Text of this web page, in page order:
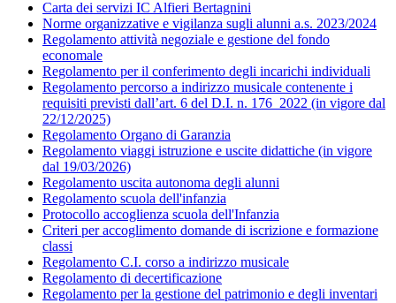
Carta dei servizi IC Alfieri Bertagnini
Norme organizzative e vigilanza sugli alunni a.s. 2023/2024
Regolamento attività negoziale e gestione del fondo
economale
Regolamento per il conferimento degli incarichi individuali
Regolamento percorso a indirizzo musicale contenente i
requisiti previsti dall’art. 6 del D.I. n. 176_2022 (in vigore dal
22/12/2025)
Regolamento Organo di Garanzia
Regolamento viaggi istruzione e uscite didattiche (in vigore
dal 19/03/2026)
Regolamento uscita autonoma degli alunni
Regolamento scuola dell'infanzia
Protocollo accoglienza scuola dell'Infanzia
Criteri per accoglimento domande di iscrizione e formazione
classi
Regolamento C.I. corso a indirizzo musicale
Regolamento di decertificazione
Regolamento per la gestione del patrimonio e degli inventari